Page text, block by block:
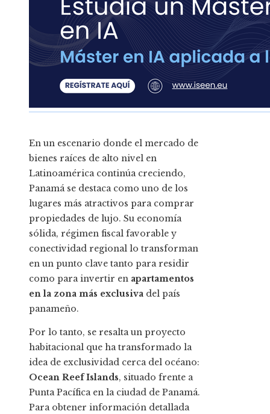
En un escenario donde el mercado de
bienes raíces de alto nivel en
Latinoamérica continúa creciendo,
Panamá se destaca como uno de los
lugares más atractivos para comprar
propiedades de lujo. Su economía
sólida, régimen fiscal favorable y
conectividad regional lo transforman
en un punto clave tanto para residir
como para invertir en apartamentos
en la zona más exclusiva del país
panameño.
Por lo tanto, se resalta un proyecto
habitacional que ha transformado la
idea de exclusividad cerca del océano:
Ocean Reef Islands, situado frente a
Punta Pacífica en la ciudad de Panamá.
Para obtener información detallada